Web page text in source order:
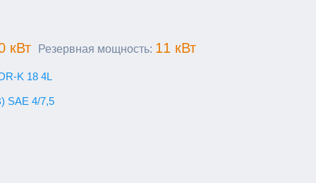
кВт Резервная мощность: 11 кВт
K 18 4L
SAE 4/7,5